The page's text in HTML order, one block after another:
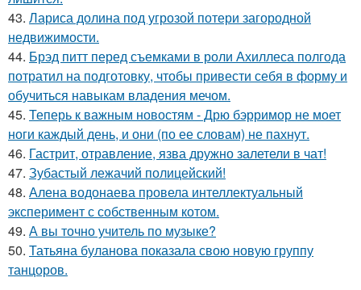
43. Лариса долина под угрозой потери загородной
недвижимости.
44. Брэд питт перед съемками в роли Ахиллеса полгода
потратил на подготовку, чтобы привести себя в форму и
обучиться навыкам владения мечом.
45. Теперь к важным новостям - Дрю бэрримор не моет
ноги каждый день, и они (по ее словам) не пахнут.
46. Гастрит, отравление, язва дружно залетели в чат!
47. Зубастый лежачий полицейский!
48. Алена водонаева провела интеллектуальный
эксперимент с собственным котом.
49. А вы точно учитель по музыке?
50. Татьяна буланова показала свою новую группу
танцоров.